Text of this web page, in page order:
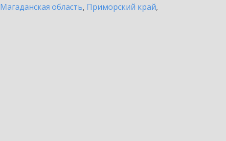
Магаданская область, Приморский край,